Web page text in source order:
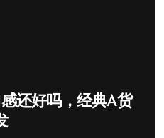
还好吗，经典A货